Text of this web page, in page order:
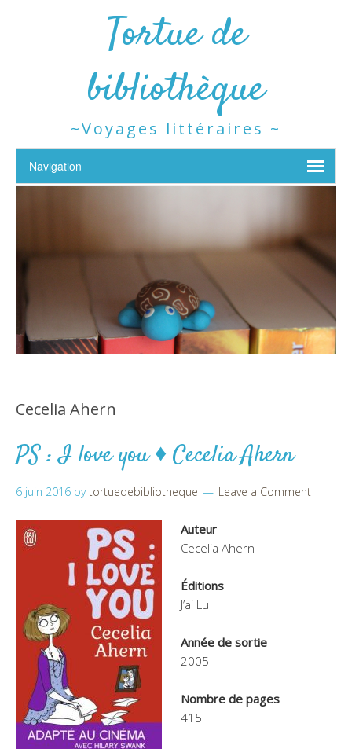
Tortue de
bibliothèque
~Voyages littéraires ~
Cecelia Ahern
PS : I love you ♦ Cecelia Ahern
6 juin 2016 bytortuedebibliotheque Leave a Comment
Auteur
Cecelia Ahern
Éditions
J’ai Lu
Année de sortie
2005
Nombre de pages
415